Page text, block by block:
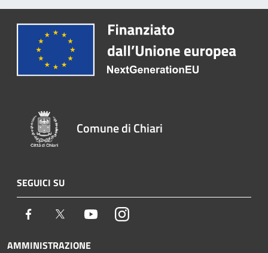
Comune di Chiari
SEGUICI SU
Facebook Twitter YoutubeInstagram
AMMINISTRAZIONE